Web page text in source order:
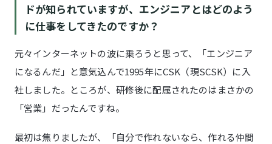
ドが知られていますが、エンジニアとはどのよう
に仕事をしてきたのですか？
元々インターネットの波に乗ろうと思って、「エンジニア
になるんだ」と意気込んで1995年にCSK（現SCSK）に入
社しました。ところが、研修後に配属されたのはまさかの
「営業」だったんですね。
最初は焦りましたが、「自分で作れないなら、作れる仲間